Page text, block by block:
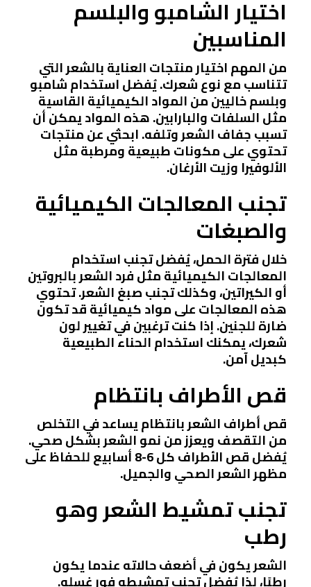
اختيار الشامبو والبلسم
المناسبين
من المهم اختيار منتجات العناية بالشعر التي
تتناسب مع نوع شعرك. يُفضل استخدام شامبو
وبلسم خاليين من المواد الكيميائية القاسية
مثل السلفات والبارابين. هذه المواد يمكن أن
تسبب جفاف الشعر وتلفه. ابحثي عن منتجات
تحتوي على مكونات طبيعية ومرطبة مثل
الألوفيرا وزيت الأرغان.
تجنب المعالجات الكيميائية
والصبغات
خلال فترة الحمل، يُفضل تجنب استخدام
المعالجات الكيميائية مثل فرد الشعر بالبروتين
أو الكيراتين، وكذلك تجنب صبغ الشعر. تحتوي
هذه المعالجات على مواد كيميائية قد تكون
ضارة للجنين. إذا كنت ترغبين في تغيير لون
شعرك، يمكنك استخدام الحناء الطبيعية
كبديل آمن.
قص الأطراف بانتظام
قص أطراف الشعر بانتظام يساعد في التخلص
من التقصف ويعزز من نمو الشعر بشكل صحي.
يُفضل قص الأطراف كل 6-8 أسابيع للحفاظ على
مظهر الشعر الصحي والجميل.
تجنب تمشيط الشعر وهو
رطب
الشعر يكون في أضعف حالاته عندما يكون
رطبًا، لذا يُفضل تجنب تمشيطه فور غسله.